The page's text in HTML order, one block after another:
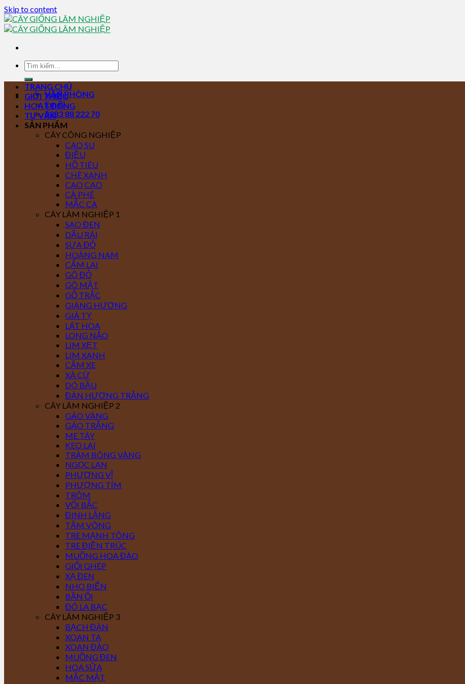
Skip to content
VĂN PHÒNG
Email
0283 88 222 70
TRANG CHỦ
GIỚI THIỆU
HOẠT ĐỘNG
TƯ VẤN
SẢN PHẨM
CÂY CÔNG NGHIỆP
CAO SU
ĐIỀU
HỒ TIÊU
CHÈ XANH
CAO CAO
CÀ PHÊ
MẮC CA
CÂY LÂM NGHIỆP 1
SAO ĐEN
DẦU RÁI
SƯA ĐỎ
HOÀNG NAM
CẨM LAI
GÕ ĐỎ
GÕ MẬT
GỖ TRẮC
GIÁNG HƯƠNG
GIÁ TỴ
LÁT HOA
LONG NÃO
LIM XẸT
LIM XANH
CĂM XE
XÀ CỪ
DÓ BẦU
ĐÀN HƯƠNG TRẮNG
CÂY LÂM NGHIỆP 2
GÁO VÀNG
GÁO TRẮNG
ME TÂY
KEO LAI
TRÀM BÔNG VÀNG
NGỌC LAN
PHƯỢNG VĨ
PHƯỢNG TÍM
TRÔM
VỐI BẮC
ĐINH LĂNG
TẦM VÔNG
TRE MẠNH TÔNG
TRE ĐIỀN TRÚC
MUỒNG HOA ĐÀO
GIỔI GHÉP
XẠ ĐEN
NHO BIỂN
BẦN ỔI
ĐÔ LA BẠC
CÂY LÂM NGHIỆP 3
BẠCH ĐÀN
XOAN TA
XOAN ĐÀO
MUỒNG ĐEN
HOA SỮA
MẮC MẬT